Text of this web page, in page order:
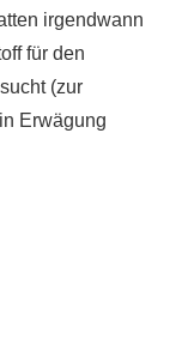
irgendwann
für den
(zur
Erwägung